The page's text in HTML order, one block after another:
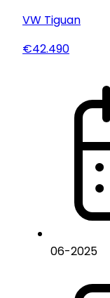
VW Tiguan
€42.490
06-2025